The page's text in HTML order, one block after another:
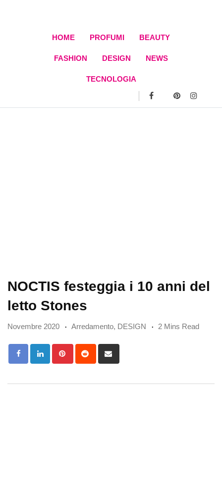
HOME PROFUMI BEAUTY
FASHION DESIGN NEWS
TECNOLOGIA
NOCTIS festeggia i 10 anni del
letto Stones
Novembre 2020 Arredamento, DESIGN 2 Mins Read
PinterestReddit
via